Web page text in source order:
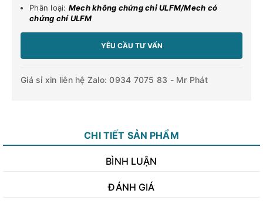
Phân loại: Mech không chứng chỉ ULFM/Mech có
chứng chỉ ULFM
YÊU CẦU TƯ VẤN
Giá sỉ xin liên hệ Zalo: 0934 7075 83 - Mr Phát
CHI TIẾT SẢN PHẨM
BÌNH LUẬN
ĐÁNH GIÁ